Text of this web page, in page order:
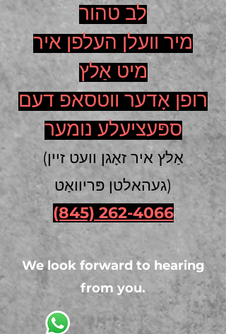
לב טהור
מיר וועלן העלפן איר
מיט אַלץ
רופן אָדער ווטסאפ דעם
ספּעציעלע נומער
(אַלץ איר זאָגן וועט זיין
געהאלטן פּריוואַט)
(845) 262-4066
We look forward to hearing
from you.